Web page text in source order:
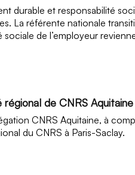
durable et responsabilité
La référente nationale
de l’employeur
de CNRS Aquitaine
CNRS Aquitaine, à
du CNRS à Paris-Saclay.